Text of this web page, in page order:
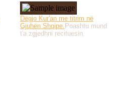
Dëgjo Kur'an me titrim në
Gjuhën Shqipe. Poashtu mund
t'a zgjedhni recituesin.